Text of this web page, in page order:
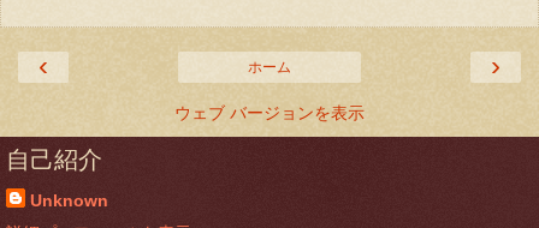
‹ ›
ホーム
ウェブ バージョンを表示
自己紹介
Unknown